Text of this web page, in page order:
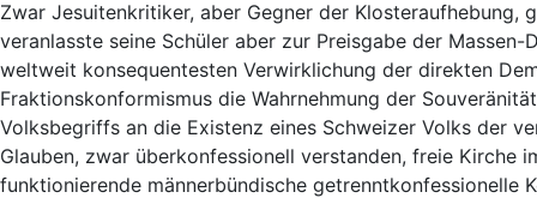
Zwar Jesuitenkritiker, aber Gegner der Klosteraufhebung,
veranlasste seine Schüler aber zur Preisgabe der
weltweit konsequentesten Verwirklichung der direkten
Fraktionskonformismus die Wahrnehmung der
Volksbegriffs an die Existenz eines Schweizer Volks der
Glauben, zwar überkonfessionell verstanden, freie
funktionierende männerbündische getrenntkonfessionelle